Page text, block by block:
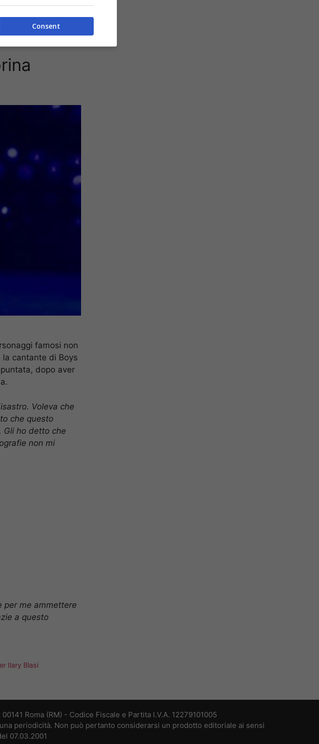
una concorrente
alla terza
famosi non
cantante di Boys
dopo aver
Voleva che
che questo
Gli ho detto che
non mi
per me ammettere
a questo
Ilary Blasi
Roma (RM) - Codice Fiscale e Partita I.V.A. 12279101005
periodicità. Non può pertanto considerarsi un prodotto editoriale ai sensi
07.03.2001
Consent